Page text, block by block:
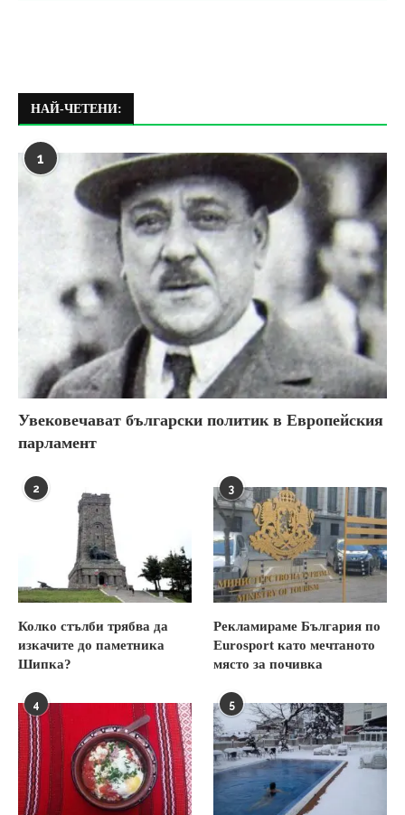
НАЙ-ЧЕТЕНИ:
1
Увековечават български политик в Европейския
парламент
2
Колко стълби трябва да
изкачите до паметника
Шипка?
3
Рекламираме България по
Eurosport като мечтаното
място за почивка
4 5